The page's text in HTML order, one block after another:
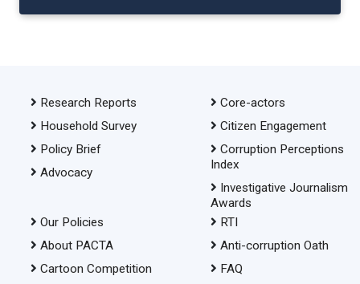
Research Reports
Household Survey
Policy Brief
Advocacy
Core-actors
Citizen Engagement
Corruption Perceptions
Index
Investigative Journalism
Awards
Our Policies
About PACTA
Cartoon Competition
RTI
Anti-corruption Oath
FAQ